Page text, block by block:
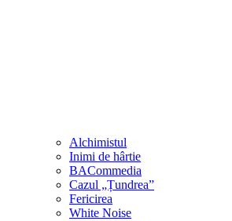
Alchimistul
Inimi de hârtie
BACommedia
Cazul „Țundrea”
Fericirea
White Noise